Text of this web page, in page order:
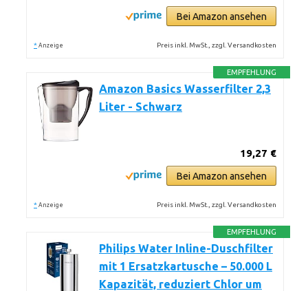
Bei Amazon ansehen
* Anzeige Preis inkl. MwSt., zzgl. Versandkosten
EMPFEHLUNG
Amazon Basics Wasserfilter 2,3
Liter - Schwarz
19,27 €
Bei Amazon ansehen
* Anzeige Preis inkl. MwSt., zzgl. Versandkosten
EMPFEHLUNG
Philips Water Inline-Duschfilter
mit 1 Ersatzkartusche – 50.000 L
Kapazität, reduziert Chlor um